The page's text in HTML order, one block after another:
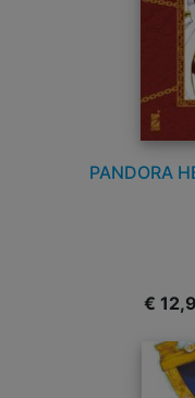
PANDORA
€